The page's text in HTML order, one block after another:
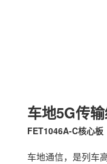
车地5G传
FET1046A-C核心板
车地通信，是列车